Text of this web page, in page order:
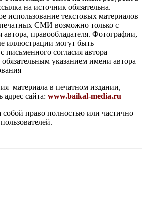
на источник обязательна.
использование текстовых материалов
печатных СМИ возможно только с
автора, правообладателя. Фотографии,
иллюстрации могут быть
письменного согласия автора
обязательным указанием имени автора
материала в печатном издании,
адрес сайта: www.baikal-media.ru
собой право полностью или частично